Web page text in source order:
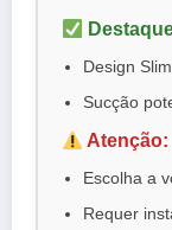
Design
Sucção
Atenção:
Escolha a
Requer